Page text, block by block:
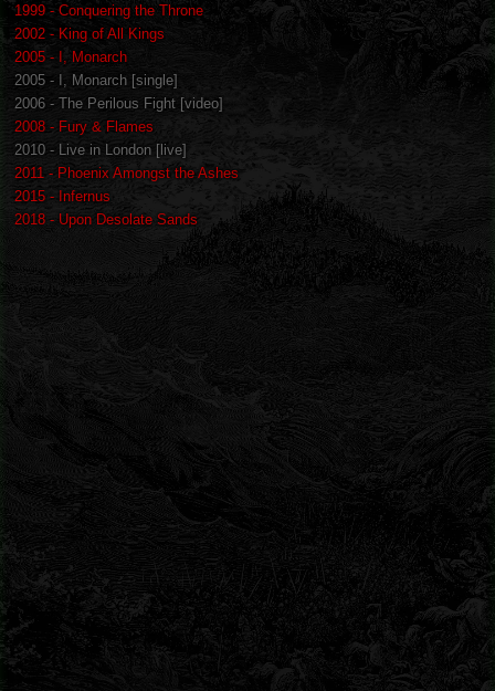
1999 - Conquering the Throne
2002 - King of All Kings
2005 - I, Monarch
2005 - I, Monarch [single]
2006 - The Perilous Fight [video]
2008 - Fury & Flames
2010 - Live in London [live]
2011 - Phoenix Amongst the Ashes
2015 - Infernus
2018 - Upon Desolate Sands